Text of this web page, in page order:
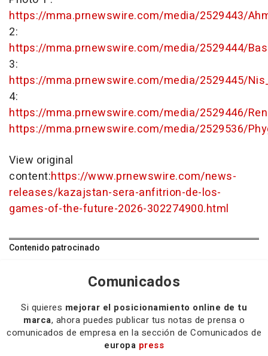
https://mma.prnewswire.com/media/2529443/
2:
https://mma.prnewswire.com/media/2529444/
3:
https://mma.prnewswire.com/media/2529445/
4:
https://mma.prnewswire.com/media/2529446/
https://mma.prnewswire.com/media/2529536/
View original
content:https://www.prnewswire.com/news-
releases/kazajstan-sera-anfitrion-de-los-
games-of-the-future-2026-302274900.html
Contenido patrocinado
Comunicados
Si quieres mejorar el posicionamiento online de tu
marca, ahora puedes publicar tus notas de prensa o
comunicados de empresa en la sección de Comunicados de
europa press